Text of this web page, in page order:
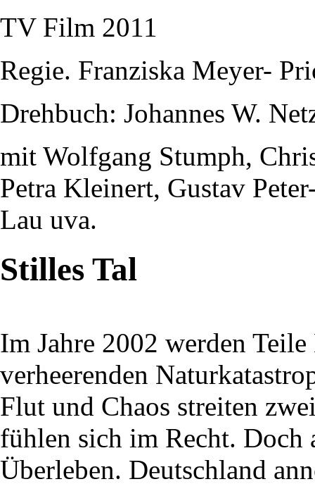
TV Film 2011
Regie. Franziska Meyer-
Drehbuch: Johannes W.
mit Wolfgang Stumph,
Petra Kleinert, Gustav
Lau uva.
Stilles Tal
Im Jahre 2002 werden
verheerenden
Flut und Chaos streiten
fühlen sich im Recht. Doch
Überleben. Deutschland